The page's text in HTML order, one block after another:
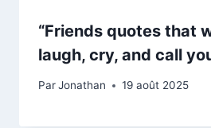
“Friends quotes that
laugh, cry, and call
ParJonathan 19 août 2025